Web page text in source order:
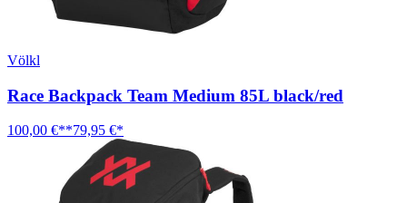
Völkl
Race Backpack Team Medium 85L black/red
100,00 €**79,95 €*